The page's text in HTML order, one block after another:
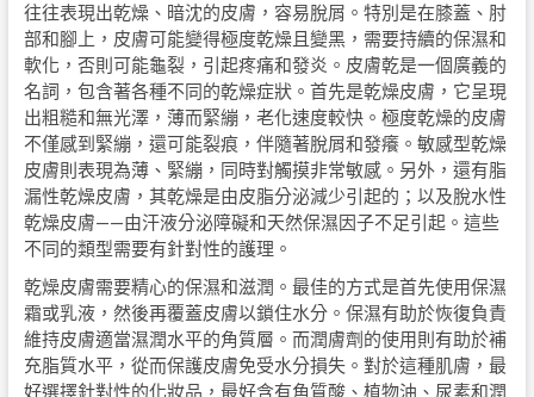
往往表現出乾燥、暗沈的皮膚，容易脫屑。特別是在膝蓋、肘
部和腳上，皮膚可能變得極度乾燥且變黑，需要持續的保濕和
軟化，否則可能龜裂，引起疼痛和發炎。皮膚乾是一個廣義的
名詞，包含著各種不同的乾燥症狀。首先是乾燥皮膚，它呈現
出粗糙和無光澤，薄而緊繃，老化速度較快。極度乾燥的皮膚
不僅感到緊繃，還可能裂痕，伴隨著脫屑和發癢。敏感型乾燥
皮膚則表現為薄、緊繃，同時對觸摸非常敏感。另外，還有脂
漏性乾燥皮膚，其乾燥是由皮脂分泌減少引起的；以及脫水性
乾燥皮膚——由汗液分泌障礙和天然保濕因子不足引起。這些
不同的類型需要有針對性的護理。
乾燥皮膚需要精心的保濕和滋潤。最佳的方式是首先使用保濕
霜或乳液，然後再覆蓋皮膚以鎖住水分。保濕有助於恢復負責
維持皮膚適當濕潤水平的角質層。而潤膚劑的使用則有助於補
充脂質水平，從而保護皮膚免受水分損失。對於這種肌膚，最
好選擇針對性的化妝品，最好含有角質酸、植物油、尿素和潤